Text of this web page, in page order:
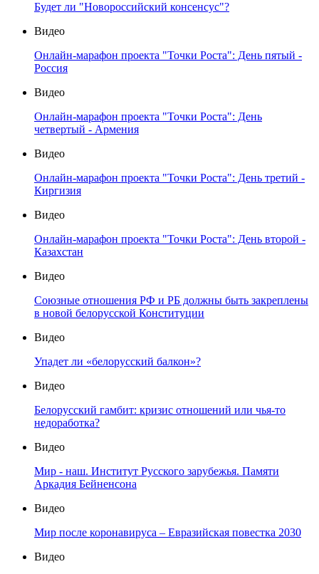
Будет ли "Новороссийский консенсус"?
Видео
Онлайн-марафон проекта "Точки Роста": День пятый -
Россия
Видео
Онлайн-марафон проекта "Точки Роста": День
четвертый - Армения
Видео
Онлайн-марафон проекта "Точки Роста": День третий -
Киргизия
Видео
Онлайн-марафон проекта "Точки Роста": День второй -
Казахстан
Видео
Союзные отношения РФ и РБ должны быть закреплены
в новой белорусской Конституции
Видео
Упадет ли «белорусский балкон»?
Видео
Белорусский гамбит: кризис отношений или чья-то
недоработка?
Видео
Мир - наш. Институт Русского зарубежья. Памяти
Аркадия Бейненсона
Видео
Мир после коронавируса – Евразийская повестка 2030
Видео